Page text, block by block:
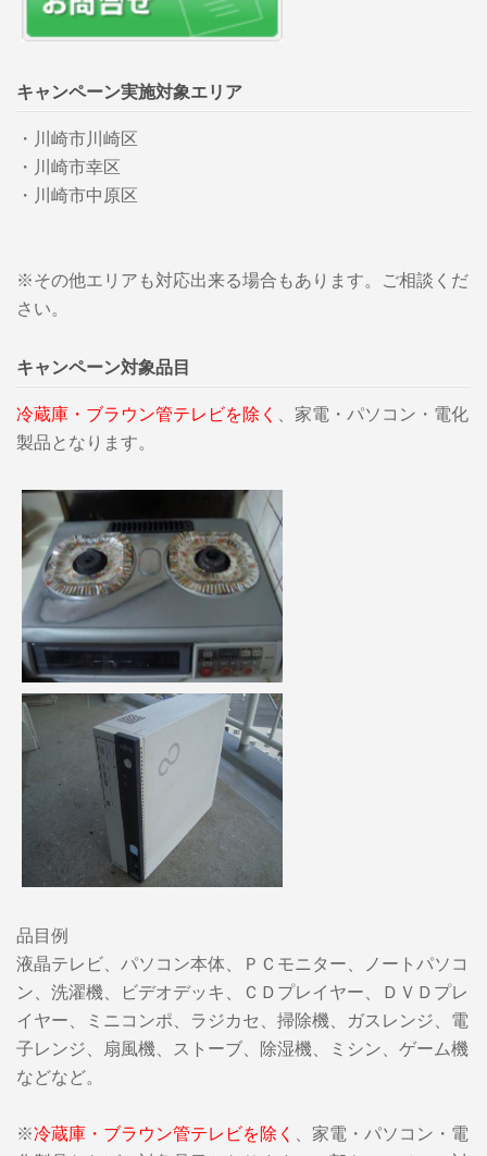
キャンペーン実施対象エリア
・川崎市川崎区
・川崎市幸区
・川崎市中原区
※その他エリアも対応出来る場合もあります。ご相談くだ
さい。
キャンペーン対象品目
冷蔵庫・ブラウン管テレビを除く 、家電・パソコン・電化
製品となります。
品目例
液晶テレビ、パソコン本体、ＰＣモニター、ノートパソコ
ン、洗濯機、ビデオデッキ、ＣＤプレイヤー、ＤＶＤプレ
イヤー、ミニコンポ、ラジカセ、掃除機、ガスレンジ、電
子レンジ、扇風機、ストーブ、除湿機、ミシン、ゲーム機
などなど。
※冷蔵庫・ブラウン管テレビを除く 、家電・パソコン・電